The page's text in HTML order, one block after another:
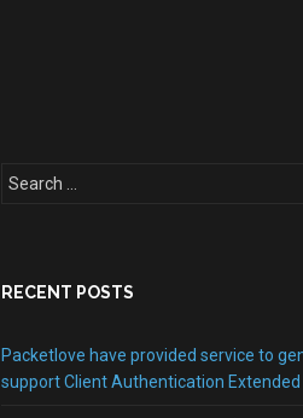
RECENT POSTS
Packetlove have provided service to
support Client Authentication Extended